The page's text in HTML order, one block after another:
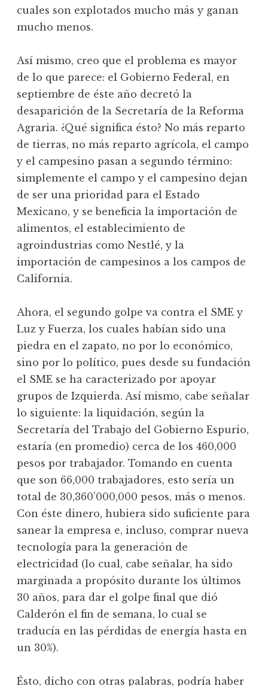
cuales son explotados mucho más y ganan
mucho menos.
Así mismo, creo que el problema es mayor
de lo que parece: el Gobierno Federal, en
septiembre de éste año decretó la
desaparición de la Secretaría de la Reforma
Agraria. ¿Qué significa ésto? No más reparto
de tierras, no más reparto agrícola, el campo
y el campesino pasan a segundo término:
simplemente el campo y el campesino dejan
de ser una prioridad para el Estado
Mexicano, y se beneficia la importación de
alimentos, el establecimiento de
agroindustrias como Nestlé, y la
importación de campesinos a los campos de
California.
Ahora, el segundo golpe va contra el SME y
Luz y Fuerza, los cuales habían sido una
piedra en el zapato, no por lo económico,
sino por lo político, pues desde su fundación
el SME se ha caracterizado por apoyar
grupos de Izquierda. Así mismo, cabe señalar
lo siguiente: la liquidación, según la
Secretaría del Trabajo del Gobierno Espurio,
estaría (en promedio) cerca de los 460,000
pesos por trabajador. Tomando en cuenta
que son 66,000 trabajadores, esto sería un
total de 30,360’000,000 pesos, más o menos.
Con éste dinero, hubiera sido suficiente para
sanear la empresa e, incluso, comprar nueva
tecnología para la generación de
electricidad (lo cual, cabe señalar, ha sido
marginada a propósito durante los últimos
30 años, para dar el golpe final que dió
Calderón el fin de semana, lo cual se
traducía en las pérdidas de energía hasta en
un 30%).
Ésto, dicho con otras palabras, podría haber